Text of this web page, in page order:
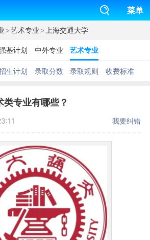
菜单
>艺术专业> 上海交通大学
基计划 中外专业 艺术专业
生计划 录取分数 录取规则 收费标准
类专业有哪些？
我要纠错